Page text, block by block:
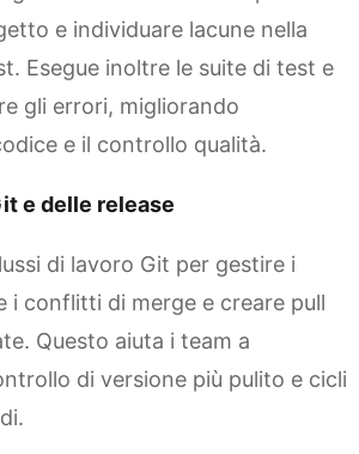
e individuare lacune nella
Esegue inoltre le suite di test e
gli errori, migliorando
e il controllo qualità.
e delle release
di lavoro Git per gestire i
i conflitti di merge e creare pull
Questo aiuta i team a
di versione più pulito e cicli